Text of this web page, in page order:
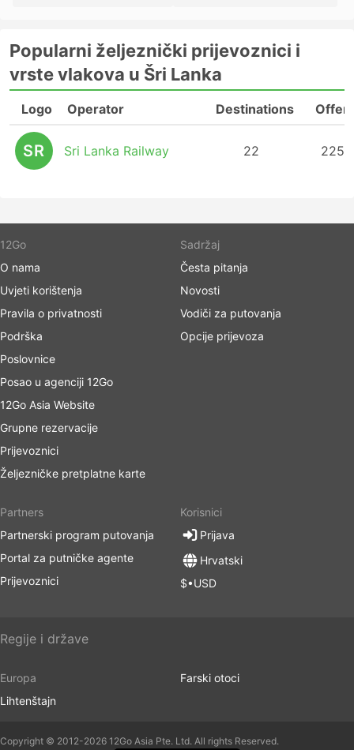
Popularni željeznički prijevoznici i
vrste vlakova u Šri Lanka
Logo Operator Destinations
SR Sri Lanka Railway 22 225
12Go
O nama
Uvjeti korištenja
Pravila o privatnosti
Podrška
Poslovnice
Posao u agenciji 12Go
12Go Asia Website
Grupne rezervacije
Prijevoznici
Željezničke pretplatne karte
Sadržaj
Česta pitanja
Novosti
Vodiči za putovanja
Opcije prijevoza
Partners
Partnerski program putovanja
Portal za putničke agente
Prijevoznici
Korisnici
Prijava
Hrvatski
$•USD
Regije i države
Europa
Lihtenštajn
Farski otoci
Copyright © 2012-2026 12Go Asia Pte. Ltd. All rights Reserved.